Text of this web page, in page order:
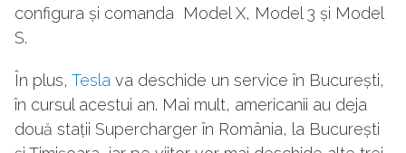
configura și comanda Model X, Model 3 și Model
S.
În plus, Tesla va deschide un service în București,
în cursul acestui an. Mai mult, americanii au deja
două stații Supercharger în România, la București